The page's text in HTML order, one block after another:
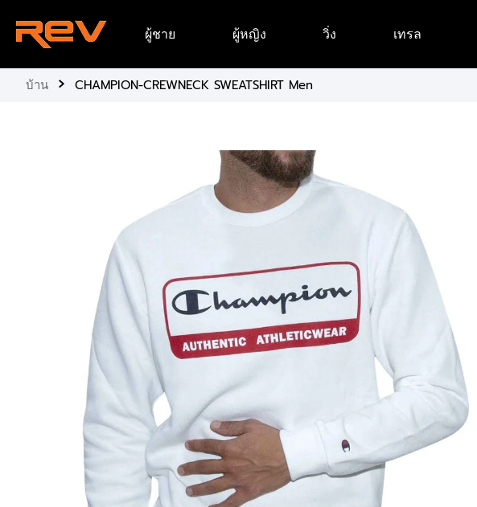
ข้าม
ไป
เนื้อหา
ผู้ชาย ผู้หญิง วิ่ง เทรล
บ้าน › CHAMPION-CREWNECK SWEATSHIRT Men